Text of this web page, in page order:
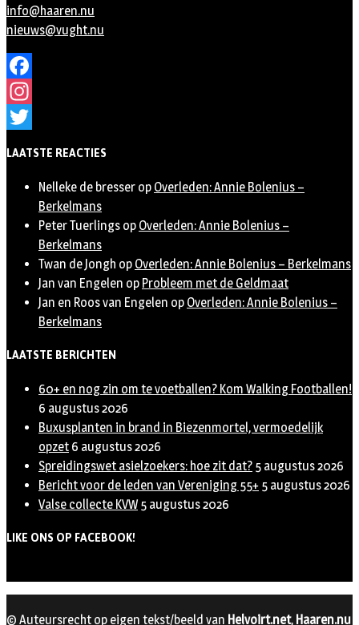
info@haaren.nu
nieuws@vught.nu
Facebook
Instagram
LAATSTE REACTIES
Nelleke de bresser op Overleden: Annie Bolenius –
Berkelmans
Peter Tuerlings op Overleden: Annie Bolenius –
Berkelmans
Twan de Jongh op Overleden: Annie Bolenius – Berkelmans
Jan van Engelen op Probleem met de Geldmaat
Jan en Roos van Engelen op Overleden: Annie Bolenius –
Berkelmans
LAATSTE BERICHTEN
60+ en nog zin om te voetballen? Kom Walking Footballen!
6 augustus 2026
Buxusplanten in brand in Biezenmortel, vermoedelijk
opzet 6 augustus 2026
Spreidingswet asielzoekers: hoe zit dat? 5 augustus 2026
Bericht voor de leden van Vereniging 55+ 5 augustus 2026
Valse collecte KVW 5 augustus 2026
LIKE ONS OP FACEBOOK!
© Auteursrecht op eigen tekst/beeld van Helvoirt.net, Haaren.nu